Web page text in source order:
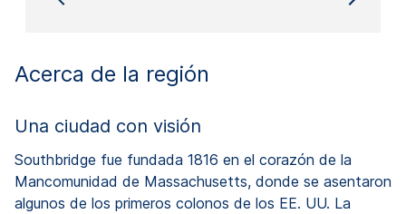
Acerca de la región
Una ciudad con visión
Southbridge fue fundada 1816 en el corazón de la
Mancomunidad de Massachusetts, donde se asentaron
algunos de los primeros colonos de los EE. UU. La